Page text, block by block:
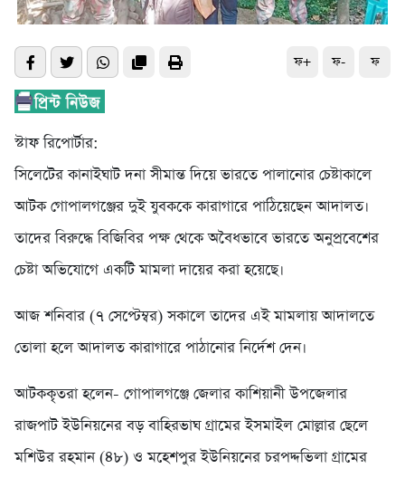
ফ+ ফ- ফ
স্টাফ রিপোর্টার:
সিলেটের কানাইঘাট দনা সীমান্ত দিয়ে ভারতে পালানোর চেষ্টাকালে
আটক গোপালগঞ্জের দুই যুবককে কারাগারে পাঠিয়েছেন আদালত।
তাদের বিরুদ্ধে বিজিবির পক্ষ থেকে অবৈধভাবে ভারতে অনুপ্রবেশের
চেষ্টা অভিযোগে একটি মামলা দায়ের করা হয়েছে।
আজ শনিবার (৭ সেপ্টেম্বর) সকালে তাদের এই মামলায় আদালতে
তোলা হলে আদালত কারাগারে পাঠানোর নির্দেশ দেন।
আটককৃতরা হলেন- গোপালগঞ্জে জেলার কাশিয়ানী উপজেলার
রাজপাট ইউনিয়নের বড় বাহিরভাঘ গ্রামের ইসমাইল মোল্লার ছেলে
মশিউর রহমান (৪৮) ও মহেশপুর ইউনিয়নের চরপদ্দভিলা গ্রামের